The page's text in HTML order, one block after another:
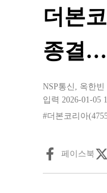
더본
종결
NSP통신 , 옥한빈
입력 2026-01-05
#더본코리아
페이스북